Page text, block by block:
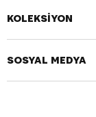
KOLEKSİYON
SOSYAL MEDYA